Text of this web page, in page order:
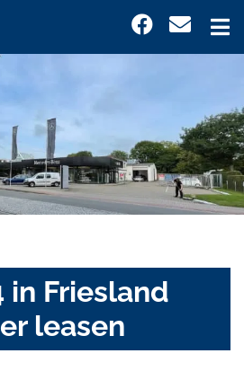
in Friesland
leasen